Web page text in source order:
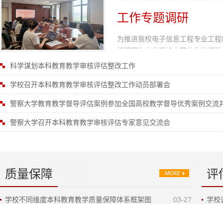
工作专题调研
为推进我校电子信息工程专业工
织管理和专业建设方面的先进经
刚带领发展规划与评估处、教务
科学谋划本科教育教学审核评估整改工作
学校召开本科教育教学审核评估整改工作动员部署会
警察大学教育教学督导评估案例参加全国高校教学督导优秀案例交流
警察大学召开本科教育教学审核评估专家意见交流会
质量保障
03-27
学校不同维度本科教育教学质量保障体系框架图
评
学校